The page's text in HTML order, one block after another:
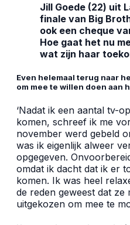
Jill Goede (22) uit
finale van Big
ook een cheque
Hoe gaat het nu
wat zijn haar
Even helemaal terug naar
om mee te willen doen aan
‘Nadat ik een aantal tv-
komen, schreef ik me
november werd gebeld
was ik eigenlijk alweer
opgegeven.
omdat ik dacht dat ik er
komen. Ik was heel
de reden geweest dat ze
uitgekozen om mee te